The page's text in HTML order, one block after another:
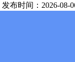
发布时间：2026-08-